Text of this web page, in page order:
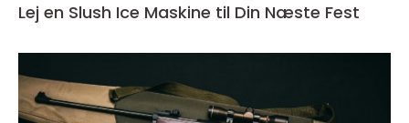
Lej en Slush Ice Maskine til Din Næste Fest